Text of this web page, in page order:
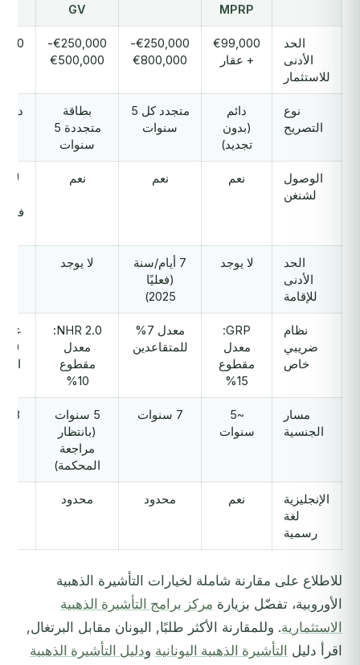
MPRP
GV
الحد
الأدنى
للاستثمار
€99,000
+ عقار
€250,000-
€800,000
€250,000-
€500,000
نوع
التصريح
دائم
(بدون
تجديد)
متجدد كل 5
سنوات
بطاقة
متجددة 5
سنوات
الوصول
لشنغن
نعم نعم نعم
لا
الحد
الأدنى
للإقامة
لا يوجد
7 أيام/سنة
(فعليًا
2025)
لا يوجد
نظام
ضريبي
خاص
GRP:
معدل
مقطوع
15%
معدل 7%
للمتقاعدين
NHR 2.0:
معدل
مقطوع
10%
غير
مسار
الجنسية
~5
سنوات
7 سنوات
5 سنوات
(بانتظار
مراجعة
المحكمة)
8 سنوات
الإنجليزية
لغة
رسمية
نعم محدود محدود
للاطلاع على مقارنة شاملة لخيارات التأشيرة الذهبية
الأوروبية، تفضّل بزيارة مركز برامج التأشيرة الذهبية
الاستثمارية. وللمقارنة الأكثر طلبًا, اليونان مقابل البرتغال,
اقرأ دليل التأشيرة الذهبية اليونانية ودليل التأشيرة الذهبية